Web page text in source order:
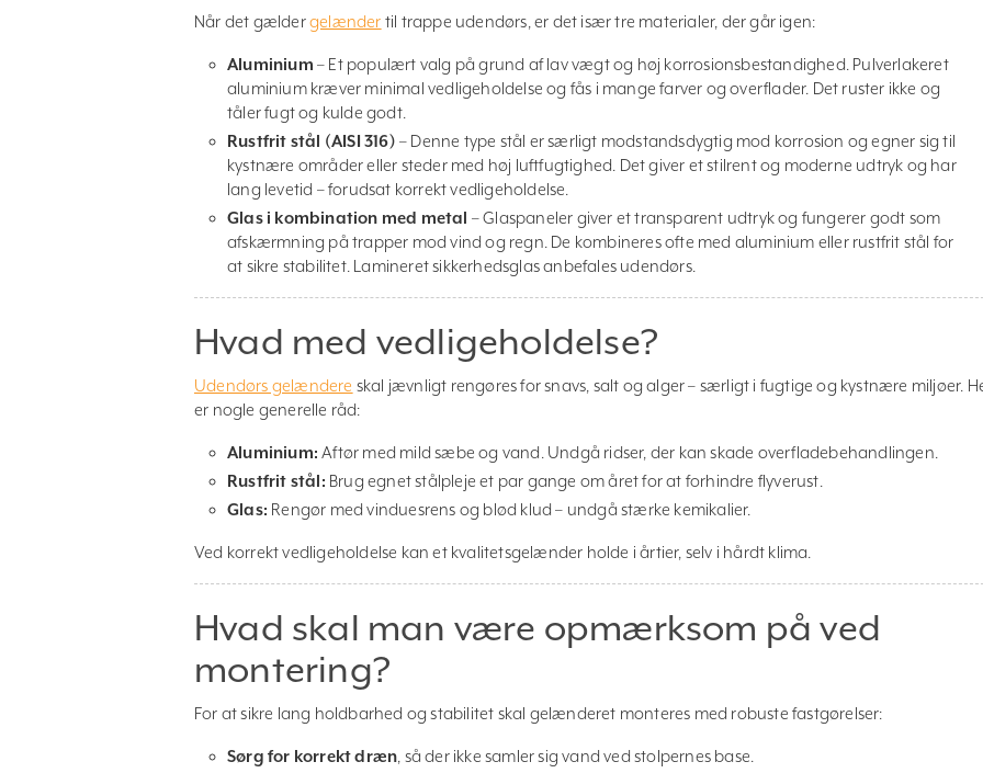
Når det gældergelænder til trappe udendørs, er det især tre materialer, der går igen:
Aluminium – Et populært valg på grund af lav vægt og høj korrosionsbestandighed. Pulverlakeret
aluminium kræver minimal vedligeholdelse og fås i mange farver og overflader. Det ruster ikke og
tåler fugt og kulde godt.
Rustfrit stål (AISI 316) – Denne type stål er særligt modstandsdygtig mod korrosion og egner sig til
kystnære områder eller steder med høj luftfugtighed. Det giver et stilrent og moderne udtryk og har
lang levetid – forudsat korrekt vedligeholdelse.
Glas i kombination med metal – Glaspaneler giver et transparent udtryk og fungerer godt som
afskærmning på trapper mod vind og regn. De kombineres ofte med aluminium eller rustfrit stål for
at sikre stabilitet. Lamineret sikkerhedsglas anbefales udendørs.
Hvad med vedligeholdelse?
Udendørs gelændere skal jævnligt rengøres for snavs, salt og alger – særligt i fugtige og kystnære miljøer.
er nogle generelle råd:
Aluminium: Aftør med mild sæbe og vand. Undgå ridser, der kan skade overfladebehandlingen.
Rustfrit stål: Brug egnet stålpleje et par gange om året for at forhindre flyverust.
Glas: Rengør med vinduesrens og blød klud – undgå stærke kemikalier.
Ved korrekt vedligeholdelse kan et kvalitetsgelænder holde i årtier, selv i hårdt klima.
Hvad skal man være opmærksom på ved
montering?
For at sikre lang holdbarhed og stabilitet skal gelænderet monteres med robuste fastgørelser:
Sørg for korrekt dræn , så der ikke samler sig vand ved stolpernes base.